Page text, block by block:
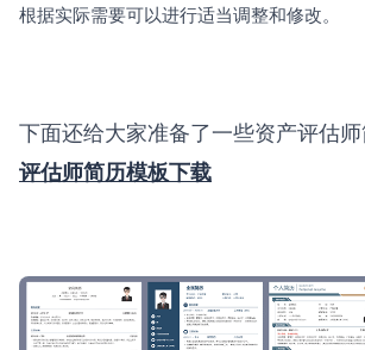
根据实际需要可以进行适当调整和修改。
下面还给大家准备了一些资产评估师
评估师简历模板下载